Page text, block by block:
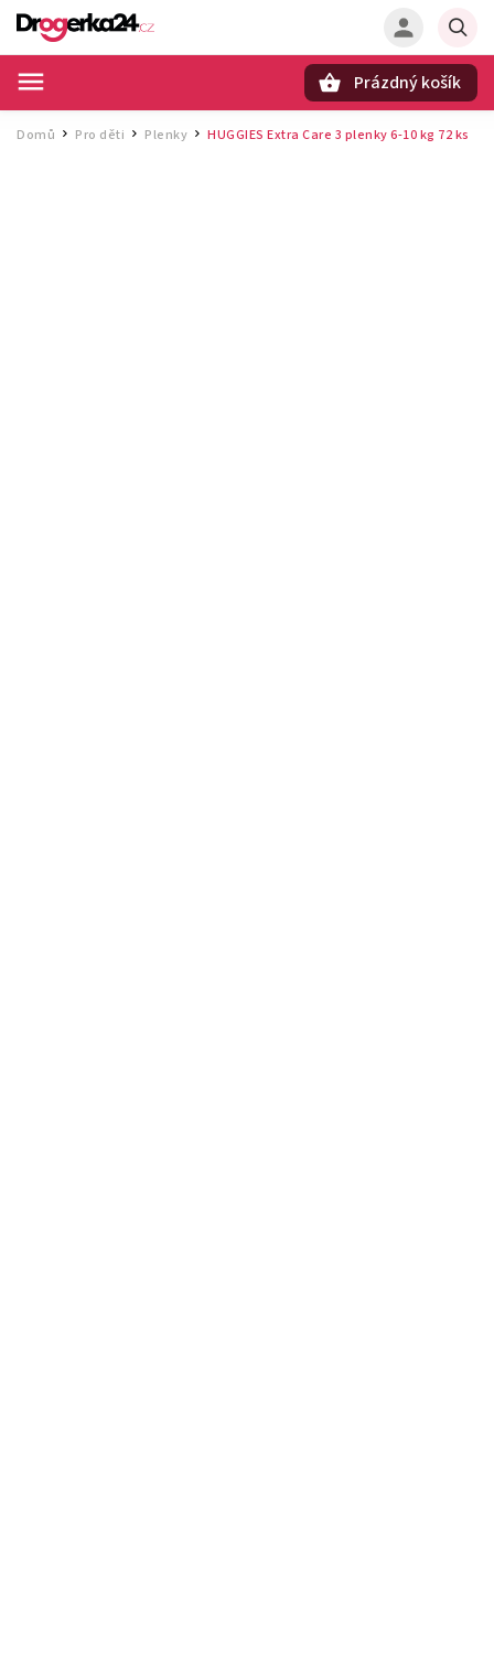
Prázdný košík
Domů / Pro děti / Plenky / HUGGIES Extra Care 3 plenky 6‑10 kg 72 ks